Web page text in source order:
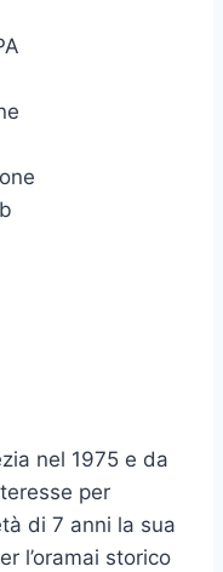
nel 1975 e da
per
di 7 anni la sua
l’oramai storico